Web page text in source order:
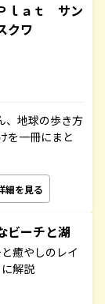
ｌａｔ サン
クワ
、地球の歩き方
を一冊にまと
細を見る
ビーチと湖
癒やしのレイ
解説